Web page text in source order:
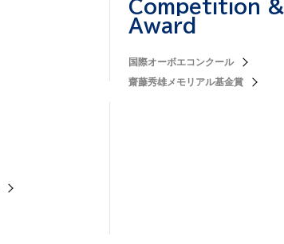
Competition &
Award
国際オーボエコンクール
齋藤秀雄メモリアル基金賞